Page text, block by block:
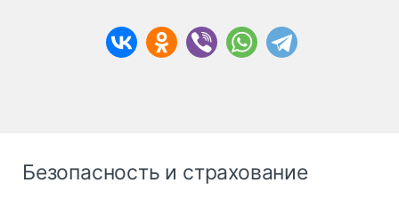
Безопасность и страхование